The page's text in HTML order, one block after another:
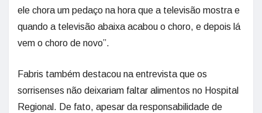
ele chora um pedaço na hora que a televisão mostra e
quando a televisão abaixa acabou o choro, e depois lá
vem o choro de novo”.
Fabris também destacou na entrevista que os
sorrisenses não deixariam faltar alimentos no Hospital
Regional. De fato, apesar da responsabilidade de